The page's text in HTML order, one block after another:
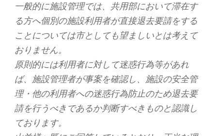
一般的に施設管理では、共用部において滞在す
る方へ個別の施設利用者が直接退去要請をする
ことについては市としても望ましいとは考えて
おりません。
原則的には利用者に対して迷惑行為等があれ
ば、施設管理者が事案を確認し、施設の安全管
理・他の利用者への迷惑行為防止のため退去要
請を行うべきであるか判断すべきものと認識し
ております。